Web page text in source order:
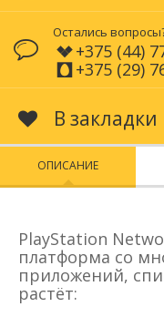
Остались
+375 (44)
+375 (29)
В закладки
ОПИСАНИЕ
PlayStation
платформа со
приложений,
растёт: